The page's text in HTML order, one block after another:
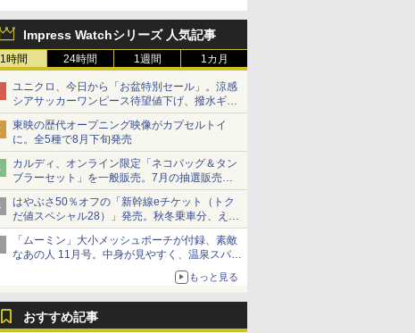
Impress Watchシリーズ 人気記事
1時間 24時間 1週間 1カ月
ユニクロ、今日から「お盆特別セール」。涼感
シアサッカーワンピース待望値下げ、撥水ギア
ショーツは1990円に
東映の歴代オープニング映像がカプセルトイ
に。全5種で8月下旬発売
カルディ、オンライン限定「ネコバッグ＆タン
ブラーセット」を一般販売。7月の抽選販売の
当選無効分
はやぶさ50％オフの「新幹線eチケット（トク
だ値スペシャル28）」発売。秋冬乗車分、えき
ねっと限定
「ムーミン」大小メッシュポーチが付録、素敵
なあの人 11月号。中身が見やすく、温泉スパに
もっと見る
おすすめ記事